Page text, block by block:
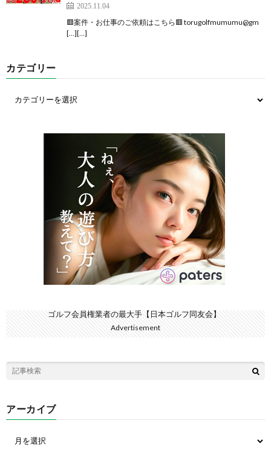
2025.11.04
🟥案件・お仕事のご依頼はこちら🟥 torugolfmumumu@gm
[…][…]
カテゴリー
ゴルフ会員権業者の最大手【日本ゴルフ同友会】
Advertisement
アーカイブ